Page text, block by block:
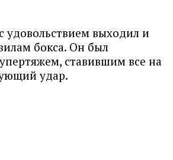
удовольствием выходил и
бокса. Он был
ставившим все на
удар.